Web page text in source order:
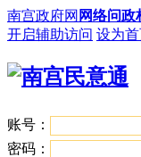
南宫政府网 网络问政
开启辅助访问 设为
账号：
密码：